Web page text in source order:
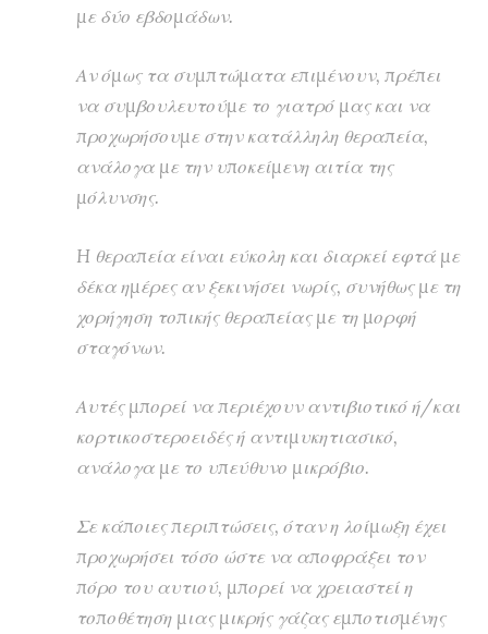
με δύο εβδομάδων.
Αν όμως τα συμπτώματα επιμένουν, πρέπει
να συμβουλευτούμε το γιατρό μας και να
προχωρήσουμε στην κατάλληλη θεραπεία,
ανάλογα με την υποκείμενη αιτία της
μόλυνσης.
H θεραπεία είναι εύκολη και διαρκεί εφτά με
δέκα ημέρες αν ξεκινήσει νωρίς, συνήθως με τη
χορήγηση τοπικής θεραπείας με τη μορφή
σταγόνων.
Αυτές μπορεί να περιέχουν αντιβιοτικό ή/και
κορτικοστεροειδές ή αντιμυκητιασικό,
ανάλογα με το υπεύθυνο μικρόβιο.
Σε κάποιες περιπτώσεις, όταν η λοίμωξη έχει
προχωρήσει τόσο ώστε να αποφράξει τον
πόρο του αυτιού, μπορεί να χρειαστεί η
τοποθέτηση μιας μικρής γάζας εμποτισμένης